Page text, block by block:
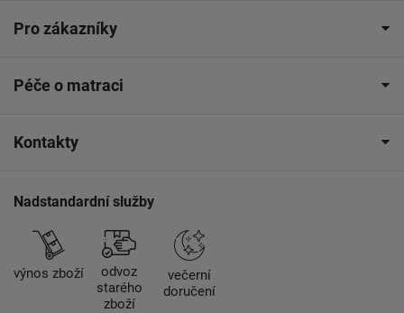
Pro zákazníky
Péče o matraci
Kontakty
Nadstandardní služby
výnos zboží
odvoz
starého
zboží
večerní
doručení